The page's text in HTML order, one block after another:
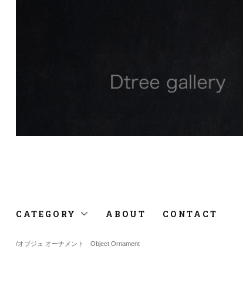
CATEGORY ABOUT CONTACT
/オブジェ オーナメント Object Ornament